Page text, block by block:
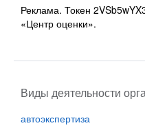
Реклама. Токен
«Центр оценки».
Виды деятельности
автоэкспертиза